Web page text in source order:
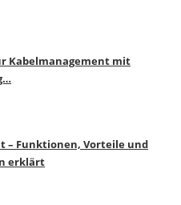
Kabelmanagement mit
– Funktionen, Vorteile und
erklärt